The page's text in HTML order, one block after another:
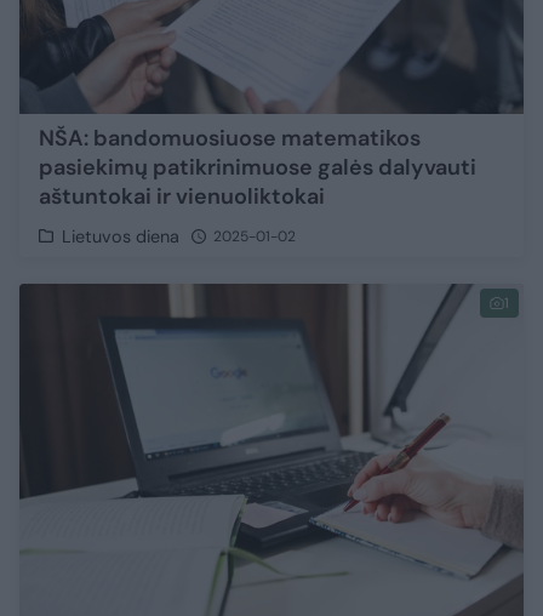
NŠA: bandomuosiuose matematikos
pasiekimų patikrinimuose galės dalyvauti
aštuntokai ir vienuoliktokai
Lietuvos diena 2025-01-02
1